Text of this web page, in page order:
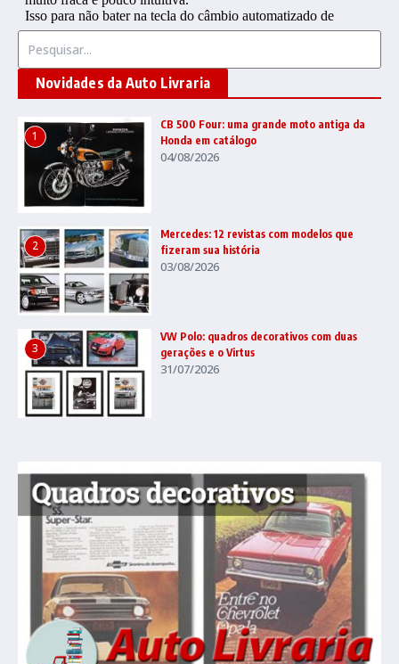
Novidades da Auto Livraria
1
CB 500 Four: uma grande moto antiga da
Honda em catálogo
04/08/2026
2
Mercedes: 12 revistas com modelos que
fizeram sua história
03/08/2026
3
VW Polo: quadros decorativos com duas
gerações e o Virtus
31/07/2026